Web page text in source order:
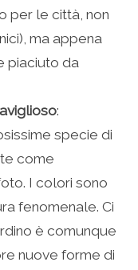
per le città, non
ma appena
piaciuto da
:
specie di
come
I colori sono
fenomenale. Ci
è comunque
nuove forme di